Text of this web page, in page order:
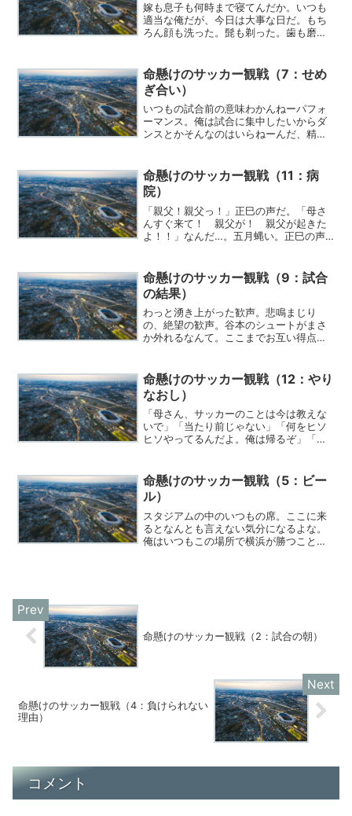
嫁も息子も何時まで寝てんだか。いつも
適当な俺だが、今日は大事な日だ。もち
ろん顔も洗った。髭も剃った。歯も磨い
命懸けのサッカー観戦（7：せめ
ぎ合い）
いつもの試合前の意味わかんねーパフォ
ーマンス。俺は試合に集中したいからダ
ンスとかそんなのはいらねーんだ、精神
オフまでの余計なエンタメはノイズでし
かない。
命懸けのサッカー観戦（11：病
院）
「親父！親父っ！」正巳の声だ。「母さ
んすぐ来て！ 親父が！ 親父が起きた
よ！！」なんだ…。五月蝿い。正巳の声
く。なんだ、ここは…。俺は何してる？
命懸けのサッカー観戦（9：試合
の結果）
わっと湧き上がった歓声。悲鳴まじり
の、絶望の歓声。谷本のシュートがまさ
か外れるなんて。ここまでお互い得点な
命懸けのサッカー観戦（12：やり
なおし）
「母さん、サッカーのことは今は教えな
いで」「当たり前じゃない」「何をヒソ
ヒソやってるんだよ。俺は帰るぞ」「無
なんて無理さ。このまましばらく大人し
く入院だよ」
命懸けのサッカー観戦（5：ビー
ル）
スタジアムの中のいつもの席。ここに来
るとなんとも言えない気分になるよな。
俺はいつもこの場所で横浜が勝つことだ
命懸けのサッカー観戦（2：試合の朝）
命懸けのサッカー観戦（4：負けられない
理由）
コメント